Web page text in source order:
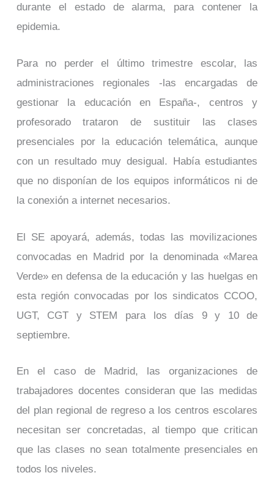
durante el estado de alarma, para contener la
epidemia.
Para no perder el último trimestre escolar, las
administraciones regionales -las encargadas de
gestionar la educación en España-, centros y
profesorado trataron de sustituir las clases
presenciales por la educación telemática, aunque
con un resultado muy desigual. Había estudiantes
que no disponían de los equipos informáticos ni de
la conexión a internet necesarios.
El SE apoyará, además, todas las movilizaciones
convocadas en Madrid por la denominada «Marea
Verde» en defensa de la educación y las huelgas en
esta región convocadas por los sindicatos CCOO,
UGT, CGT y STEM para los días 9 y 10 de
septiembre.
En el caso de Madrid, las organizaciones de
trabajadores docentes consideran que las medidas
del plan regional de regreso a los centros escolares
necesitan ser concretadas, al tiempo que critican
que las clases no sean totalmente presenciales en
todos los niveles.